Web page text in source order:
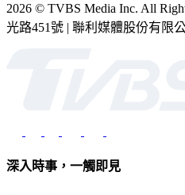
2026 © TVBS Media Inc. All
光路451號 | 聯利媒體股份有限
深入時事，一觸即見